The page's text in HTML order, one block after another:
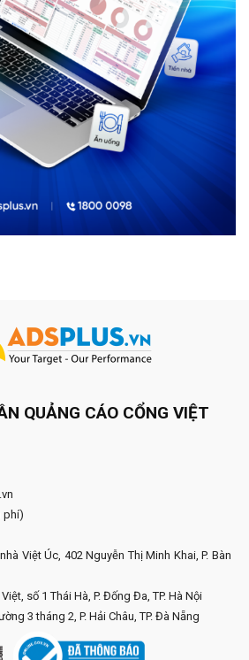
QUẢNG CÁO CỔNG VIỆT
phí)
Việt Úc, 402 Nguyễn Thị Minh Khai, P. Bàn
số 1 Thái Hà, P. Đống Đa, TP. Hà Nội
3 tháng 2, P. Hải Châu, TP. Đà Nẵng